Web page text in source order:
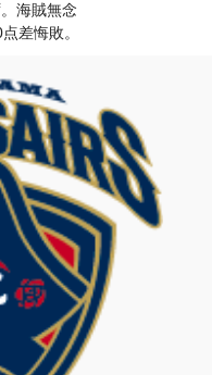
海賊無念
差悔敗。